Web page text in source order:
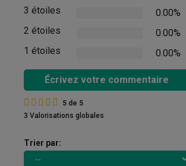
3 étoiles
0.00%
2 étoiles
0.00%
1 étoiles
0.00%
Écrivez votre commentaire
5 de 5
3 Valorisations globales
Trier par: